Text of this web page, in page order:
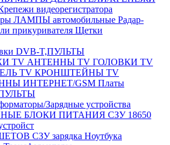
видеорегистратора
ЛАМПЫ автомобильные Радар-
прикуривателя Щетки
DVB-T,ПУЛЬТЫ
TV АНТЕННЫ TV ГОЛОВКИ TV
TV КРОНШТЕЙНЫ TV
ИНТЕРНЕТ/GSM Платы
Зарядные устройства
БЛОКИ ПИТАНИЯ СЗУ 18650
СЗУ зарядка Ноутбука